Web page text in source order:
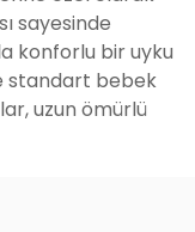
sayesinde
konforlu bir uyku
standart bebek
uzun ömürlü